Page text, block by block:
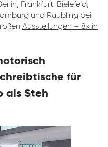
Frankfurt, Bielefeld,
und Raubling bei
Ausstellungen – 8x in
für
als Steh